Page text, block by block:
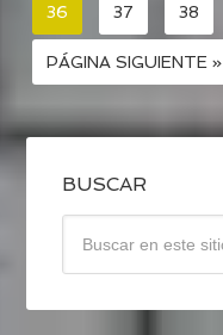
36 37 38
PÁGINA SIGUIENTE »
BUSCAR